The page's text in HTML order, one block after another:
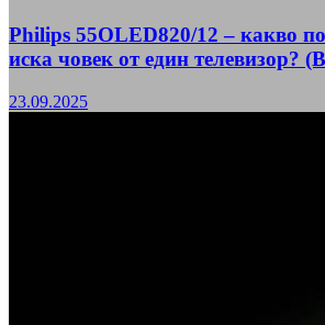
Philips 55OLED820/12 – какво
иска човек от един
23.09.2025